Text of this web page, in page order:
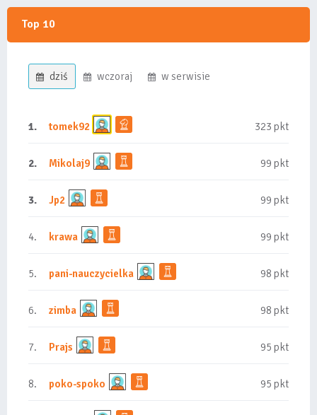
Top 10
dziś wczoraj w serwisie
1. tomek92 323 pkt
2. Mikolaj9 99 pkt
3. Jp2 99 pkt
4. krawa 99 pkt
5. pani-nauczycielka 98 pkt
6. zimba 98 pkt
7. Prajs 95 pkt
8. poko-spoko 95 pkt